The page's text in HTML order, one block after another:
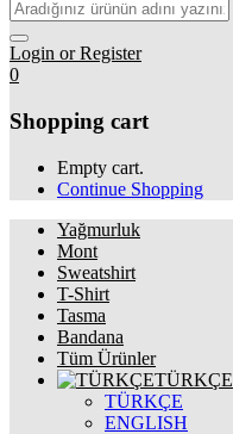
Login or Register
0
Shopping cart
Empty cart.
Continue Shopping
Yağmurluk
Mont
Sweatshirt
T-Shirt
Tasma
Bandana
Tüm Ürünler
TÜRKÇE
TÜRKÇE
ENGLISH